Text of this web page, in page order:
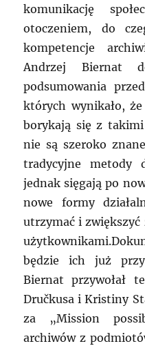
komunikację
otoczeniem, do
kompetencje
Andrzej Biernat
podsumowania
których wynikało,
borykają się z
nie są szeroko
tradycyjne metody
jednak sięgają po
nowe formy
utrzymać i
będzie ich już
Biernat przywołał
Dručkusa i Kristiny
za „Mission
archiwów z